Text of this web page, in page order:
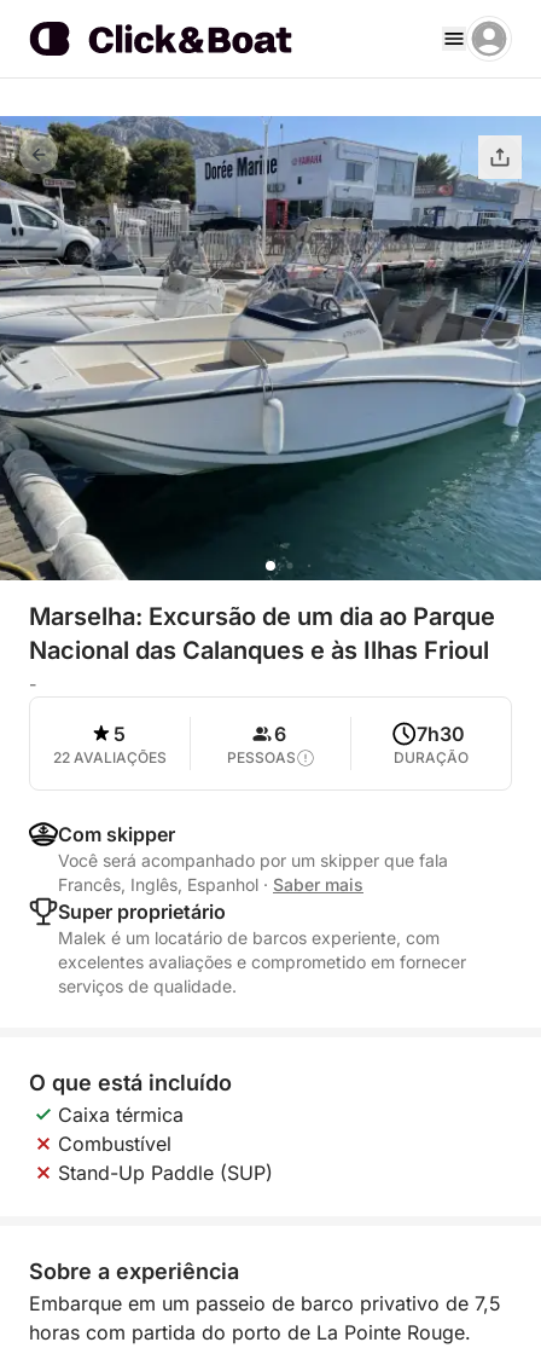
Marselha: Excursão de um dia ao Parque
Nacional das Calanques e às Ilhas Frioul
-
5
22 AVALIAÇÕES
6
PESSOAS
7h30
DURAÇÃO
Com skipper
Você será acompanhado por um skipper que fala
Francês, Inglês, Espanhol · Saber mais
Super proprietário
Malek é um locatário de barcos experiente, com
excelentes avaliações e comprometido em fornecer
serviços de qualidade.
O que está incluído
Caixa térmica
Combustível
Stand-Up Paddle (SUP)
Sobre a experiência
Embarque em um passeio de barco privativo de 7,5
horas com partida do porto de La Pointe Rouge.